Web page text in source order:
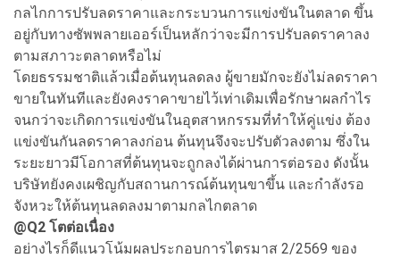
กลไกการปรับลดราคาและกระบวนการแข่งขันในตลาด ขึ้น
อยู่กับทางซัพพลายเออร์เป็นหลักว่าจะมีการปรับลดราคาลง
ตามสภาวะตลาดหรือไม่
โดยธรรมชาติแล้วเมื่อต้นทุนลดลง ผู้ขายมักจะยังไม่ลดราคา
ขายในทันทีและยังคงราคาขายไว้เท่าเดิมเพื่อรักษาผลกำไร
จนกว่าจะเกิดการแข่งขันในอุตสาหกรรมที่ทำให้คู่แข่ง ต้อง
แข่งขันกันลดราคาลงก่อน ต้นทุนจึงจะปรับตัวลงตาม ซึ่งใน
ระยะยาวมีโอกาสที่ต้นทุนจะถูกลงได้ผ่านการต่อรอง ดังนั้น
บริษัทยังคงเผชิญกับสถานการณ์ต้นทุนขาขึ้น และกำลังรอ
จังหวะให้ต้นทุนลดลงมาตามกลไกตลาด
@Q2 โตต่อเนื่อง
อย่างไรก็ดีแนวโน้มผลประกอบการไตรมาส 2/2569 ของ